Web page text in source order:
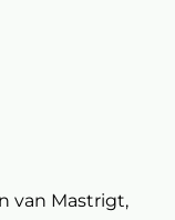
van Mastrigt,